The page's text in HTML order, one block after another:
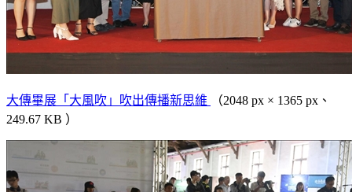
大傳畢展「大風吹」吹出傳播新思維
（2048 px × 1365 px、
249.67 KB ）